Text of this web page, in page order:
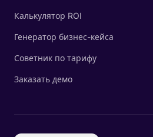
Калькулятор ROI
Генератор бизнес-кейса
Советник по тарифу
Заказать демо